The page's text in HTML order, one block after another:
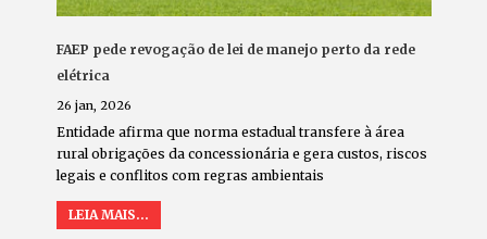
FAEP pede revogação de lei de manejo perto da rede
elétrica
26 jan, 2026
Entidade afirma que norma estadual transfere à área
rural obrigações da concessionária e gera custos, riscos
legais e conflitos com regras ambientais
LEIA MAIS...